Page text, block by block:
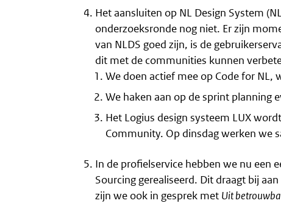
Het aansluiten op NL Design System
onderzoeksronde nog niet. Er zijn
van NLDS goed zijn, is de
dit met de communities kunnen
We doen actief mee op Code for NL,
We haken aan op de sprint planning
Het Logius design systeem LUX
Community. Op dinsdag werken we
In de profielservice hebben we nu een
Sourcing gerealiseerd. Dit draagt bij
zijn we ook in gesprek met Uit